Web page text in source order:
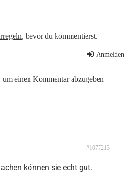
, bevor du kommentierst.
Anmelden
einen Kommentar abzugeben
#1077213
können sie echt gut.